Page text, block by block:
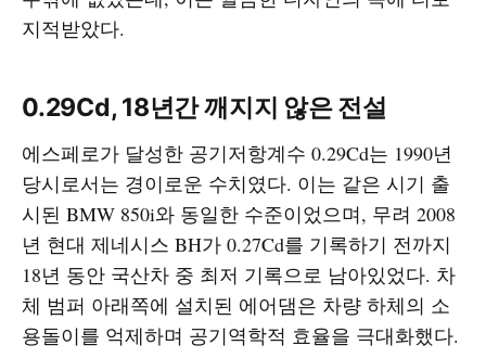
지적받았다.
0.29Cd, 18년간 깨지지 않은 전설
에스페로가 달성한 공기저항계수 0.29Cd는 1990년
당시로서는 경이로운 수치였다. 이는 같은 시기 출
시된 BMW 850i와 동일한 수준이었으며, 무려 2008
년 현대 제네시스 BH가 0.27Cd를 기록하기 전까지
18년 동안 국산차 중 최저 기록으로 남아있었다. 차
체 범퍼 아래쪽에 설치된 에어댐은 차량 하체의 소
용돌이를 억제하며 공기역학적 효율을 극대화했다.